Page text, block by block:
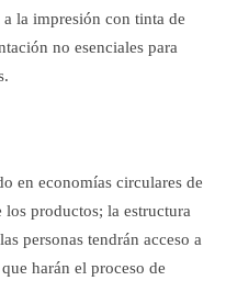
la impresión con tinta de
no esenciales para
en economías circulares de
productos; la estructura
personas tendrán acceso a
harán el proceso de